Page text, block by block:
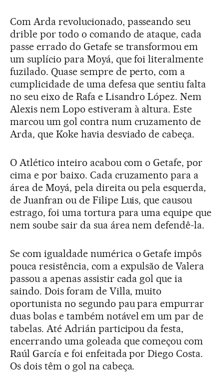
Com Arda revolucionado, passeando seu
drible por todo o comando de ataque, cada
passe errado do Getafe se transformou em
um suplício para Moyá, que foi literalmente
fuzilado. Quase sempre de perto, com a
cumplicidade de uma defesa que sentiu falta
no seu eixo de Rafa e Lisandro López. Nem
Alexis nem Lopo estiveram à altura. Este
marcou um gol contra num cruzamento de
Arda, que Koke havia desviado de cabeça.
O Atlético inteiro acabou com o Getafe, por
cima e por baixo. Cada cruzamento para a
área de Moyá, pela direita ou pela esquerda,
de Juanfran ou de Filipe Luis, que causou
estrago, foi uma tortura para uma equipe que
nem soube sair da sua área nem defendê-la.
Se com igualdade numérica o Getafe impôs
pouca resistência, com a expulsão de Valera
passou a apenas assistir cada gol que ia
saindo. Dois foram de Villa, muito
oportunista no segundo pau para empurrar
duas bolas e também notável em um par de
tabelas. Até Adrián participou da festa,
encerrando uma goleada que começou com
Raúl García e foi enfeitada por Diego Costa.
Os dois têm o gol na cabeça.